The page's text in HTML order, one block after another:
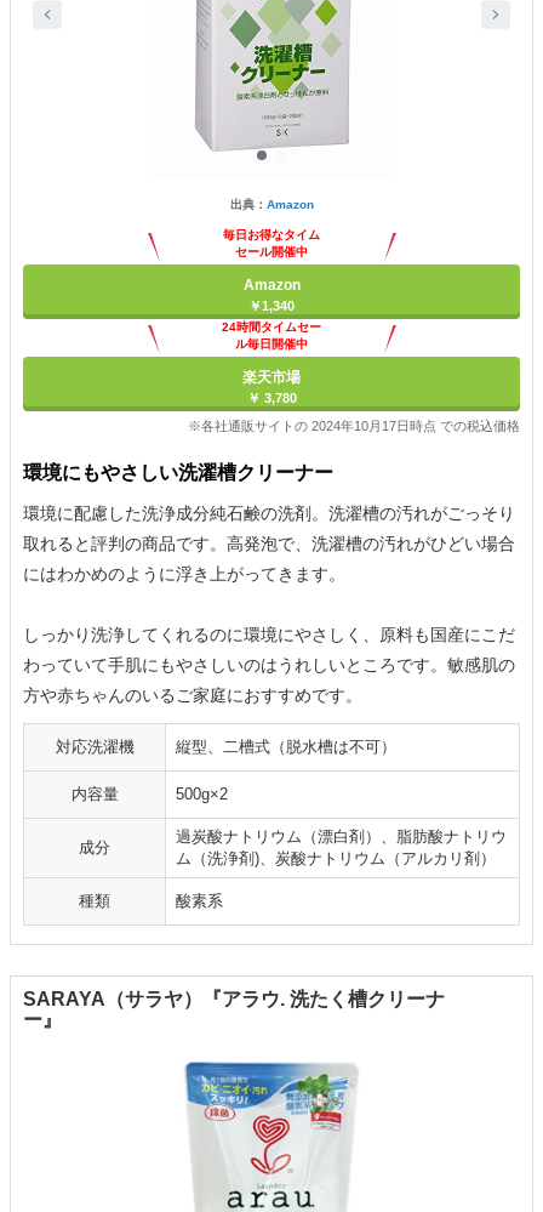
出典： Amazon
毎日お得なタイム
セール開催中
Amazon
￥1,340
24時間タイムセー
ル毎日開催中
楽天市場
￥ 3,780
※各社通販サイトの 2024年10月17日時点 での税込価格
環境にもやさしい洗濯槽クリーナー
環境に配慮した洗浄成分純石鹸の洗剤。洗濯槽の汚れがごっそり
取れると評判の商品です。高発泡で、洗濯槽の汚れがひどい場合
にはわかめのように浮き上がってきます。
しっかり洗浄してくれるのに環境にやさしく、原料も国産にこだ
わっていて手肌にもやさしいのはうれしいところです。敏感肌の
方や赤ちゃんのいるご家庭におすすめです。
対応洗濯機 縦型、二槽式（脱水槽は不可）
内容量 500g×2
成分
過炭酸ナトリウム（漂白剤）、脂肪酸ナトリウ
ム（洗浄剤)、炭酸ナトリウム（アルカリ剤）
種類 酸素系
SARAYA（サラヤ）『アラウ. 洗たく槽クリーナ
ー』